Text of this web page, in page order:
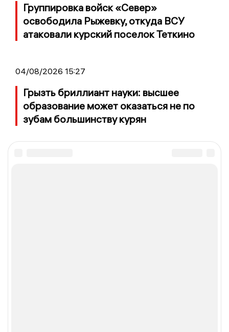
Группировка войск «Север»
освободила Рыжевку, откуда ВСУ
атаковали курский поселок Теткино
04/08/2026 15:27
Грызть бриллиант науки: высшее
образование может оказаться не по
зубам большинству курян